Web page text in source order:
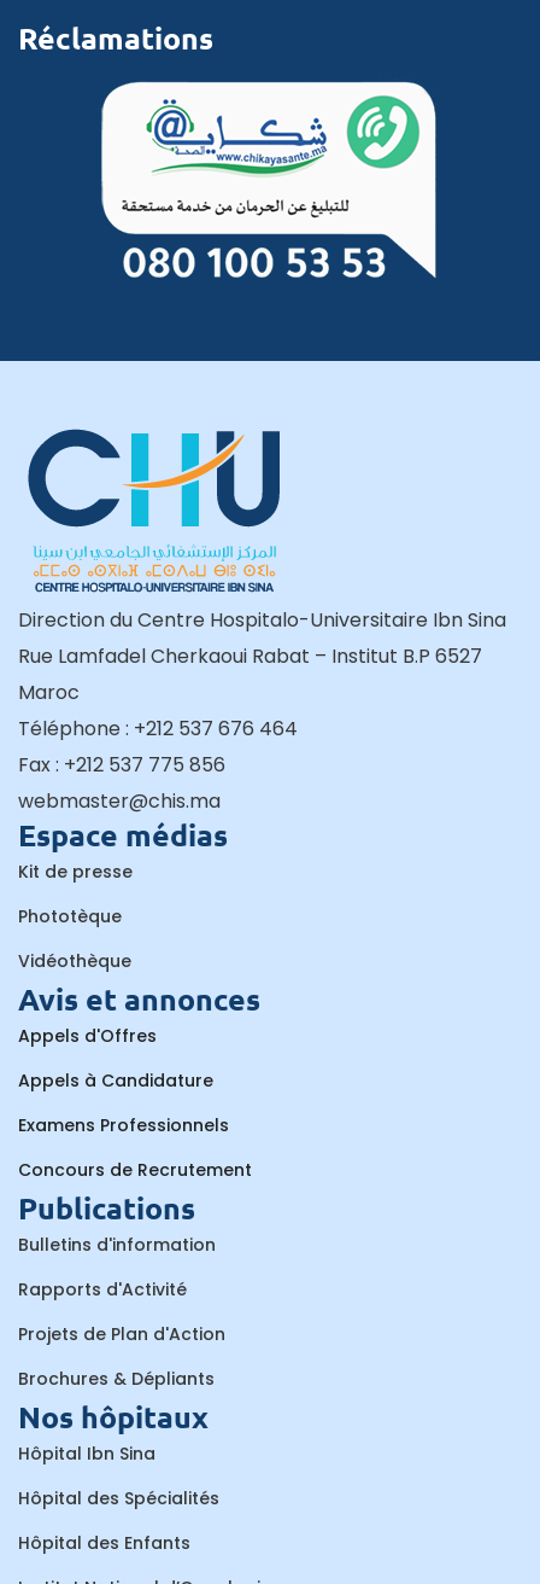
Réclamations
Direction du Centre Hospitalo-Universitaire Ibn Sina
Rue Lamfadel Cherkaoui Rabat – Institut B.P 6527
Maroc
Téléphone : +212 537 676 464
Fax : +212 537 775 856
webmaster@chis.ma
Espace médias
Kit de presse
Phototèque
Vidéothèque
Avis et annonces
Appels d'Offres
Appels à Candidature
Examens Professionnels
Concours de Recrutement
Publications
Bulletins d'information
Rapports d'Activité
Projets de Plan d'Action
Brochures & Dépliants
Nos hôpitaux
Hôpital Ibn Sina
Hôpital des Spécialités
Hôpital des Enfants